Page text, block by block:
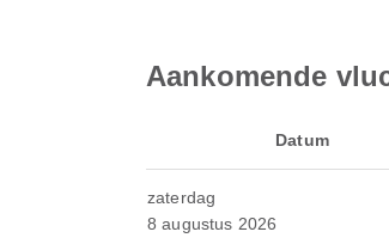
Aankomende
Datum
zaterdag
8 augustus 2026